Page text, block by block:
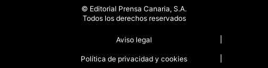
© Editorial Prensa Canaria, S.A.
Todos los derechos reservados
Aviso legal
Política de privacidad y cookies